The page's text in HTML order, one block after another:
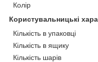
Колір
Користувальницькі
Кількість в упаковці
Кількість в ящику
Кількість шарів